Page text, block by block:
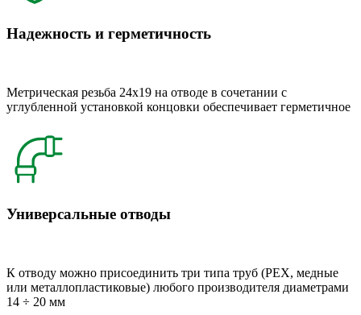
Надежность и герметичность
Метрическая резьба 24x19 на отводе в сочетании с
углубленной установкой концовки обеспечивает герметичное
Универсальные отводы
К отводу можно присоединить три типа труб (РЕХ, медные
или металлопластиковые) любого производителя диаметрами
14 ÷ 20 мм